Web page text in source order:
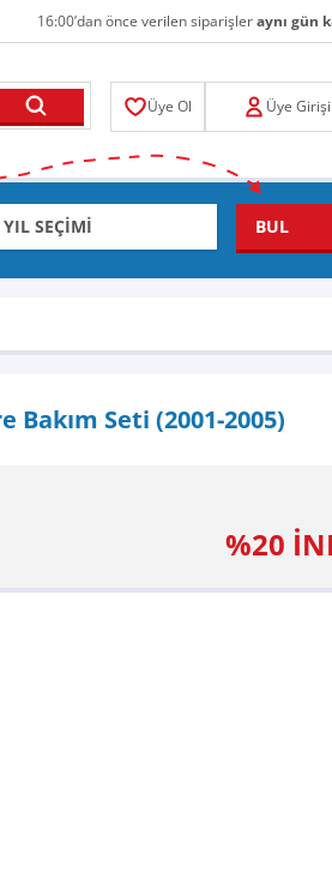
16:00’dan önce verilen siparişleraynı gün
Üye Ol Üye Girişi
BUL
Bakım Seti (2001-2005)
%20